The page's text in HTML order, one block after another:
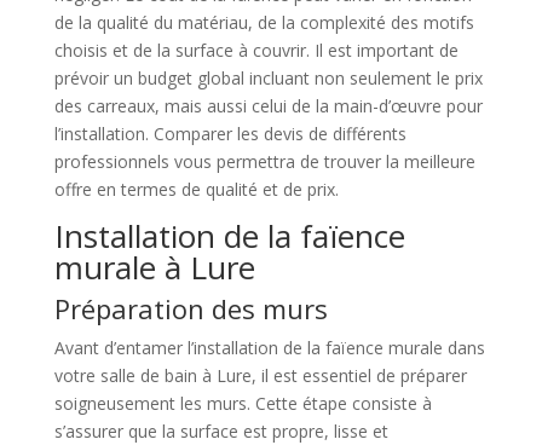
de la qualité du matériau, de la complexité des motifs
choisis et de la surface à couvrir. Il est important de
prévoir un budget global incluant non seulement le prix
des carreaux, mais aussi celui de la main-d’œuvre pour
l’installation. Comparer les devis de différents
professionnels vous permettra de trouver la meilleure
offre en termes de qualité et de prix.
Installation de la faïence
murale à Lure
Préparation des murs
Avant d’entamer l’installation de la faïence murale dans
votre salle de bain à Lure, il est essentiel de préparer
soigneusement les murs. Cette étape consiste à
s’assurer que la surface est propre, lisse et